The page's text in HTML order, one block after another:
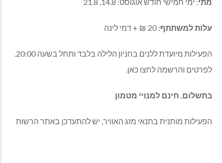
עלות למשתתף:
הפעילות מיועדת ללנים בחניון הלילה בלבד ותחל בשעה 20:00.
לפרטים והרשמה לחצו כאן.
בתשלום. חינם למנויי מטמון
הפעילות מותנית בתנאי מזג האוויר, יש להתעדכן באתר הרשות